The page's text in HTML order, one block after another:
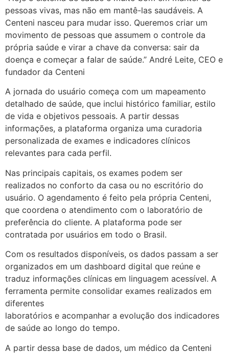
pessoas vivas, mas não em mantê-las saudáveis. A
Centeni nasceu para mudar isso. Queremos criar um
movimento de pessoas que assumem o controle da
própria saúde e virar a chave da conversa: sair da
doença e começar a falar de saúde.” André Leite, CEO e
fundador da Centeni
A jornada do usuário começa com um mapeamento
detalhado de saúde, que inclui histórico familiar, estilo
de vida e objetivos pessoais. A partir dessas
informações, a plataforma organiza uma curadoria
personalizada de exames e indicadores clínicos
relevantes para cada perfil.
Nas principais capitais, os exames podem ser
realizados no conforto da casa ou no escritório do
usuário. O agendamento é feito pela própria Centeni,
que coordena o atendimento com o laboratório de
preferência do cliente. A plataforma pode ser
contratada por usuários em todo o Brasil.
Com os resultados disponíveis, os dados passam a ser
organizados em um dashboard digital que reúne e
traduz informações clínicas em linguagem acessível. A
ferramenta permite consolidar exames realizados em
diferentes
laboratórios e acompanhar a evolução dos indicadores
de saúde ao longo do tempo.
A partir dessa base de dados, um médico da Centeni